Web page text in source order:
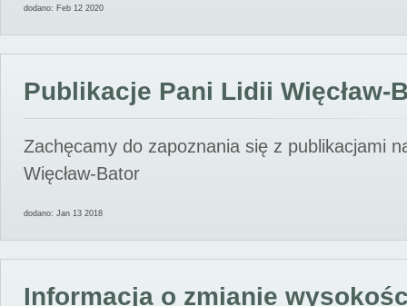
dodano: Feb 12 2020
Publikacje Pani Lidii Więcław-
Zachęcamy do zapoznania się z publikacjami
Więcław-Bator
dodano: Jan 13 2018
Informacja o zmianie